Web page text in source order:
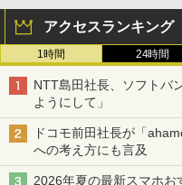
アクセスランキング
1時間 24時間
NTT島田社長、ソフトバ
ようにして」
ドコモ前田社長が「
への考え方にも言及
2026年夏の最新スマホ